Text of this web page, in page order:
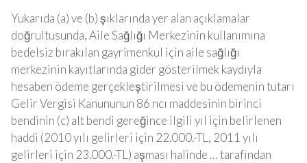
Yukarıda (a) ve (b) şıklarında yer alan açıklamalar
doğrultusunda, Aile Sağlığı Merkezinin kullanımına
bedelsiz bırakılan gayrimenkul için aile sağlığı
merkezinin kayıtlarında gider gösterilmek kaydıyla
hesaben ödeme gerçekleştirilmesi ve bu ödemenin tutarı
Gelir Vergisi Kanununun 86 ncı maddesinin birinci
bendinin (c) alt bendi gereğince ilgili yıl için belirlenen
haddi (2010 yılı gelirleri için 22.000.-TL, 2011 yılı
gelirleri için 23.000.-TL) aşması halinde … tarafından